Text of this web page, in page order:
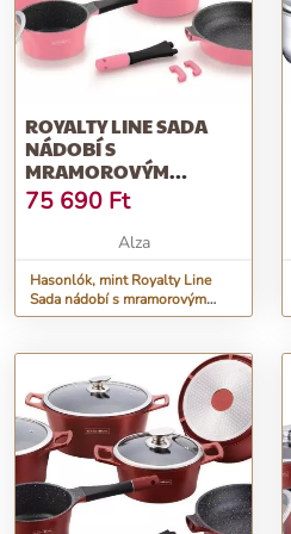
ROYALTY LINE SADA
NÁDOBÍ S
MRAMOROVÝM
POVRCHEM 14 KS CLICK
SYSTÉM RL-ES1014M-
PINK, RŮŽOVÁ
75 690 Ft
Alza
Hasonlók, mint Royalty Line
Sada nádobí s mramorovým
povrchem 14 ks CLICK SYSTÉM